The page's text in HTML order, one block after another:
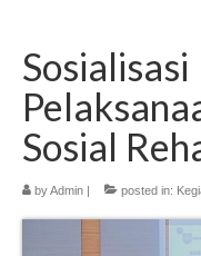
Profil
PPID
Program
Sosial
byAdmin posted in: